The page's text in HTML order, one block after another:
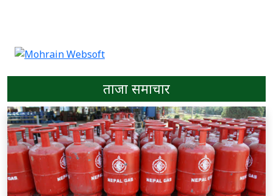
ताजा समाचार